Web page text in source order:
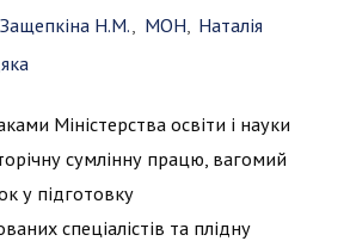
Защепкіна Н.М. МОН Наталія
Міністерства освіти і науки
сумлінну працю, вагомий
у підготовку
спеціалістів та плідну